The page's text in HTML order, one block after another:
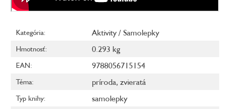
Kategória: Aktivity / Samolepky
Hmotnosť: 0.293 kg
EAN: 9788056715154
Téma: príroda, zvieratá
Typ knihy: samolepky